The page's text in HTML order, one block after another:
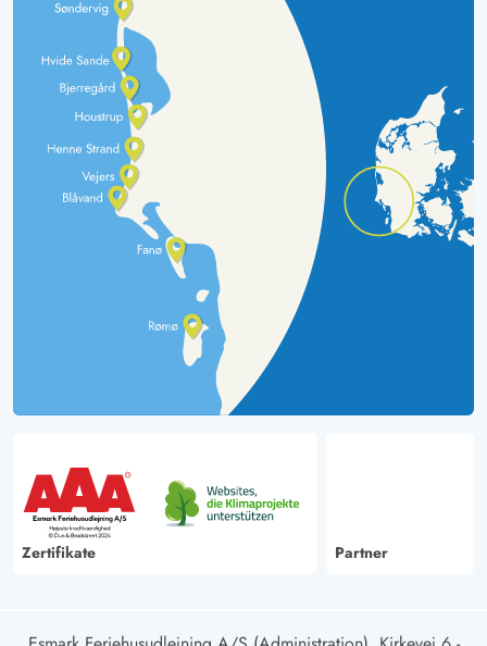
Zertifikate Partner